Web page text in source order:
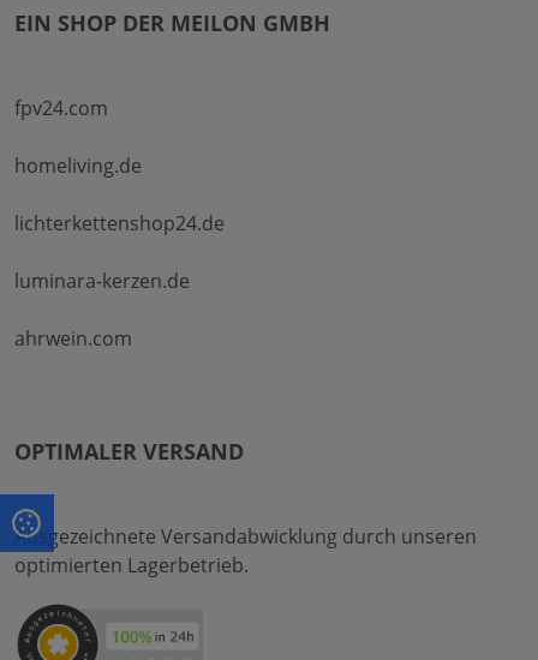
EIN SHOP DER MEILON GMBH
fpv24.com
homeliving.de
lichterkettenshop24.de
luminara-kerzen.de
ahrwein.com
OPTIMALER VERSAND
Ausgezeichnete Versandabwicklung durch unseren
optimierten Lagerbetrieb.